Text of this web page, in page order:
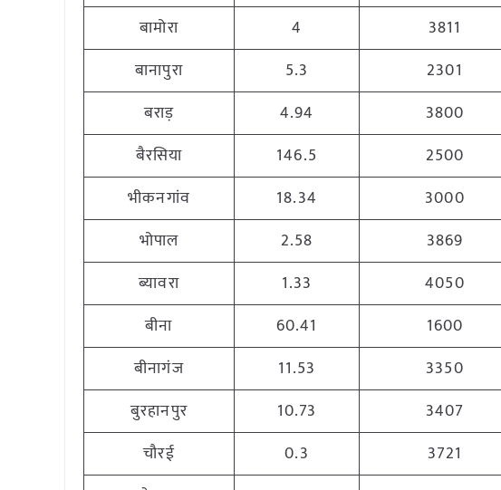
बामोरा
4 3811
बानापुरा
5.3 2301
बराड़
4.94 3800
बैरसिया
146.5 2500
भीकनगांव
18.34 3000
भोपाल
2.58 3869
ब्यावरा
1.33 4050
बीना
60.41 1600
बीनागंज
11.53 3350
बुरहानपुर
10.73 3407
चौरई
0.3 3721